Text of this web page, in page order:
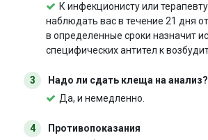
К инфекционисту или
наблюдать вас в течение 21 дня
в определенные сроки назначит
специфических антител к
3
Надо ли сдать клеща на анализ?
Да, и немедленно.
4
Противопоказания